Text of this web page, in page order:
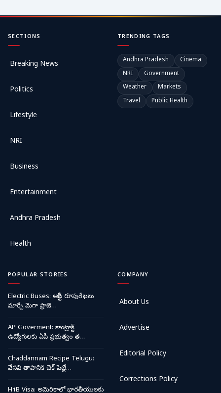
SECTIONS
Breaking News
Politics
Lifestyle
NRI
Business
Entertainment
Andhra Pradesh
Health
TRENDING TAGS
Andhra Pradesh
Cinema
NRI
Government
Weather
Markets
Travel
Public Health
POPULAR STORIES
Electric Buses: ఆర్టీసీ రూపురేఖలు
మార్చే మెగా ప్రాజె…
AP Goverment: కాంట్రాక్ట్
ఉద్యోగులకు ఏపీ ప్రభుత్వం త…
Chaddannam Recipe Telugu:
వేసవి తాపానికి చెక్ పెట్టే…
H1B Visa: అమెరికాలో భారతీయులకు
COMPANY
About Us
Advertise
Editorial Policy
Corrections Policy